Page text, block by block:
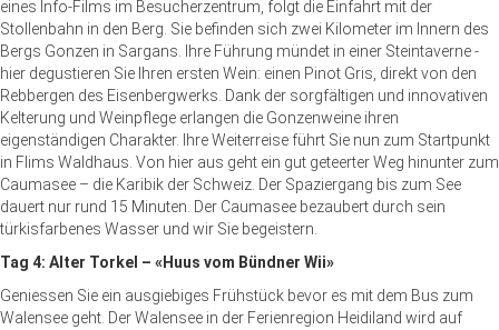
eines Info-Films im Besucherzentrum, folgt die Einfahrt mit der
Stollenbahn in den Berg. Sie befinden sich zwei Kilometer im Innern des
Bergs Gonzen in Sargans. Ihre Führung mündet in einer Steintaverne -
hier degustieren Sie Ihren ersten Wein: einen Pinot Gris, direkt von den
Rebbergen des Eisenbergwerks. Dank der sorgfältigen und innovativen
Kelterung und Weinpflege erlangen die Gonzenweine ihren
eigenständigen Charakter. Ihre Weiterreise führt Sie nun zum Startpunkt
in Flims Waldhaus. Von hier aus geht ein gut geteerter Weg hinunter zum
Caumasee – die Karibik der Schweiz. Der Spaziergang bis zum See
dauert nur rund 15 Minuten. Der Caumasee bezaubert durch sein
türkisfarbenes Wasser und wir Sie begeistern.
Tag 4: Alter Torkel – «Huus vom Bündner Wii»
Geniessen Sie ein ausgiebiges Frühstück bevor es mit dem Bus zum
Walensee geht. Der Walensee in der Ferienregion Heidiland wird auf